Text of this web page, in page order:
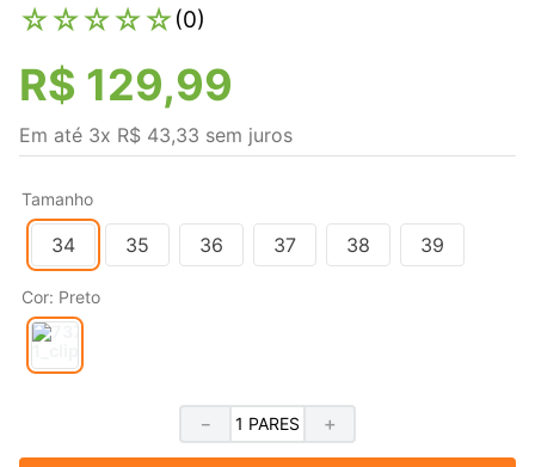
☆☆☆☆☆(0)
R$ 129,99
Em até 3x R$ 43,33 sem juros
Tamanho
34 35 36 37 38 39
Cor: Preto
＋
－